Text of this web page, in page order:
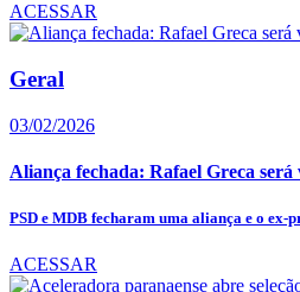
ACESSAR
Geral
03/02/2026
Aliança fechada: Rafael Greca
PSD e MDB fecharam uma aliança e o ex-
ACESSAR